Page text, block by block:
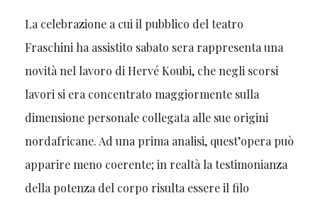
La celebrazione a cui il pubblico del teatro
Fraschini ha assistito sabato sera rappresenta una
novità nel lavoro di Hervé Koubi, che negli scorsi
lavori si era concentrato maggiormente sulla
dimensione personale collegata alle sue origini
nordafricane. Ad una prima analisi, quest’opera può
apparire meno coerente; in realtà la testimonianza
della potenza del corpo risulta essere il filo